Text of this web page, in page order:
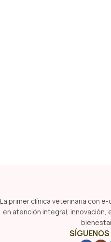
La primer clínica veterinaria con
en atención integral, innovación,
SÍGUENOS